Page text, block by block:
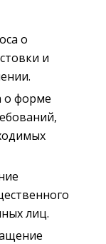
о
и
о форме
лиц.